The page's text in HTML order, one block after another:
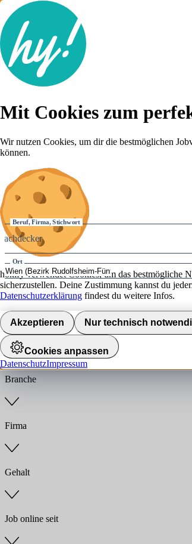
Lebenslauf
Karriere-Tipps
Anmelden
Beruf, Firma, Stichwort
Ort
Umkreis
Jobs finden
Anstellungsart
Branche
Firma
Gehalt
Job online seit
Mit Cookies zum
Wir nutzen Cookies, um dir die bestmöglichen
können.
hokify verwendet Cookies, um das bestmögliche
sicherzustellen. Deine Zustimmung kannst du
Datenschutzerklärung findest du weitere Infos.
Akzeptieren Nur technisch
Cookies anpassen
DatenschutzImpressum